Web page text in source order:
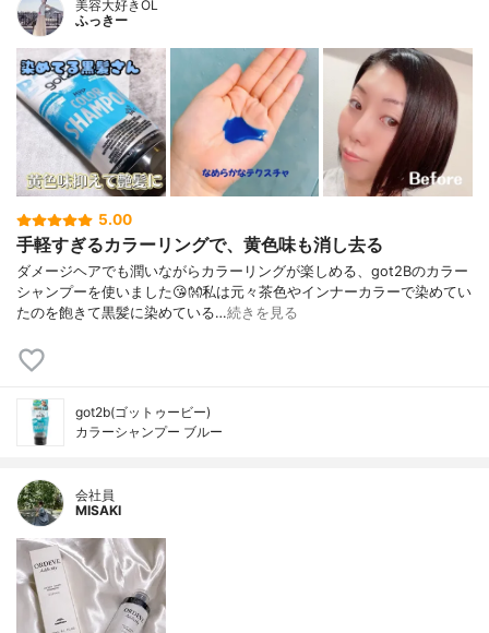
美容大好きOL
ふっきー
5.00
手軽すぎるカラーリングで、黄色味も消し去る
ダメージヘアでも潤いながらカラーリングが楽しめる、got2Bのカラー
シャンプーを使いました😘👐私は元々茶色やインナーカラーで染めてい
たのを飽きて黒髪に染めている…続きを見る
got2b(ゴットゥービー)
カラーシャンプー ブルー
会社員
MISAKI